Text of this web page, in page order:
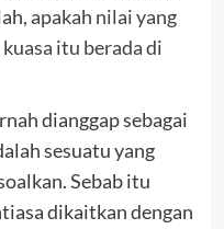
apakah nilai yang
itu berada di
dianggap sebagai
sesuatu yang
Sebab itu
dikaitkan dengan